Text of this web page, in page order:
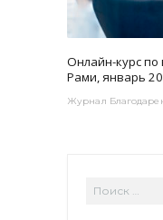
Онлайн-курс по
Рами, январь
Журнал